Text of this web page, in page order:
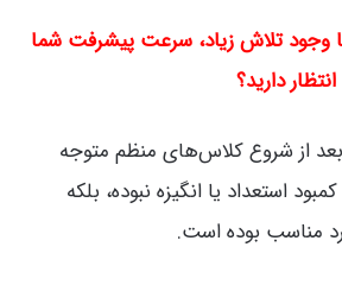
وجود تلاش زیاد، سرعت پیشرفت شما
دارید؟
بعد از شروع کلاس‌های منظم متوجه
استعداد یا انگیزه نبوده، بلکه
مناسب بوده است.